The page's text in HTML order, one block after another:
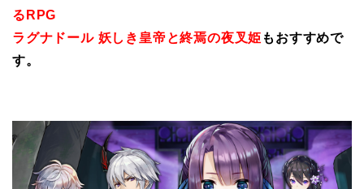
るRPG
ラグナドール 妖しき皇帝と終焉の夜叉姫 もおすすめで
す。